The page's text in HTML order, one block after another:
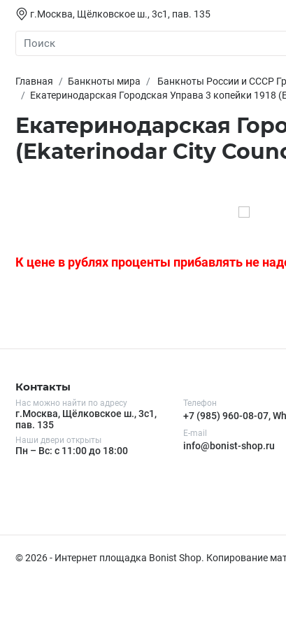
г.Москва, Щёлковское ш., 3с1, пав. 135
Главная Банкноты мира
Банкноты России и СССР
Екатеринодарская Городская Управа 3 копейки 1918
Екатеринодарская
(Ekaterinodar City
К цене в рублях проценты прибавлять не
Контакты
Нас можно найти по адресу
г.Москва, Щёлковское ш., 3с1,
пав. 135
Наши двери открыты
Пн – Вс: с 11:00 до 18:00
Телефон
+7 (985) 960-08-07,
E-mail
info@bonist-shop.ru
© 2026 - Интернет площадка Bonist Shop. Копирование